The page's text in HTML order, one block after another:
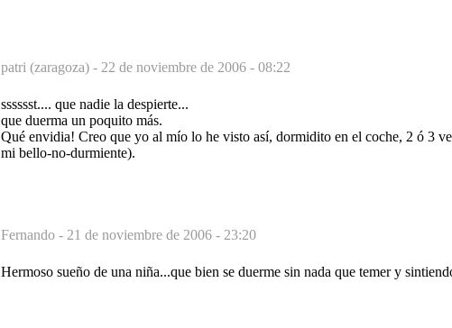
patri (zaragoza) - 22 de noviembre de 2006 - 08:22
sssssst.... que nadie la despierte...
que duerma un poquito más.
Qué envidia! Creo que yo al mío lo he visto así, dormidito en el coche, 2 ó 3
mi bello-no-durmiente).
Fernando - 21 de noviembre de 2006 - 23:20
Hermoso sueño de una niña...que bien se duerme sin nada que temer y